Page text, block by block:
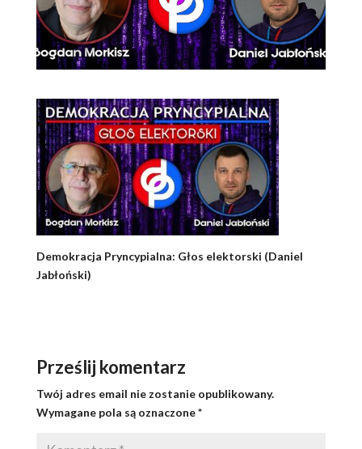
Demokracja Pryncypialna: Głos elektorski (Daniel
Jabłoński)
Prześlij komentarz
Twój adres email nie zostanie opublikowany.
Wymagane pola są oznaczone*